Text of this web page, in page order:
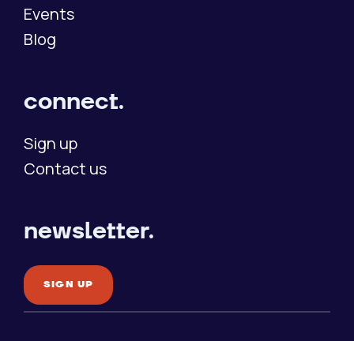
Events
Blog
connect.
Sign up
Contact us
newsletter.